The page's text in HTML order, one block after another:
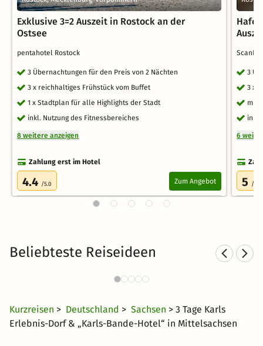
Exklusive 3=2 Auszeit in Rostock an der
Ostsee
pentahotel Rostock
3 Übernachtungen für den Preis von 2 Nächten
3 x reichhaltiges Frühstück vom Buffet
1 x Stadtplan für alle Highlights der Stadt
inkl. Nutzung des Fitnessbereiches
8 weitere anzeigen
Zahlung erst im Hotel
4.4 /5.0 Zum Angebot
3
3 x
mit
inkl.
6
5 /5.0
Beliebteste Reiseideen
Familienurlaub in
Kurzreisen > Deutschland > Sachsen > 3 Tage Karls
Erlebnis-Dorf & „Karls-Bande-Hotel“ in Mittelsachsen